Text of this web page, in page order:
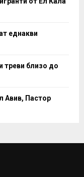
еднакви
треви близо до
Авив, Пастор